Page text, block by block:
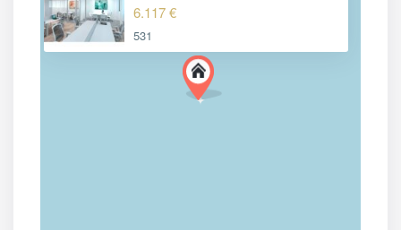
6.117 €
531